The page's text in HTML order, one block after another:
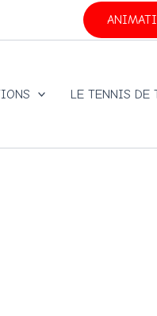
LE TENNIS DE